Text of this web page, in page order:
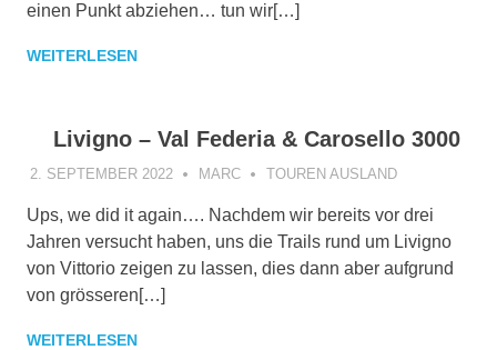
einen Punkt abziehen… tun wir[…]
WEITERLESEN
Livigno – Val Federia & Carosello 3000
2. SEPTEMBER 2022 MARC TOUREN AUSLAND
Ups, we did it again…. Nachdem wir bereits vor drei
Jahren versucht haben, uns die Trails rund um Livigno
von Vittorio zeigen zu lassen, dies dann aber aufgrund
von grösseren[…]
WEITERLESEN